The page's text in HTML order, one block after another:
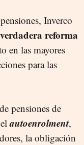
Inverco
reforma
en las mayores
para las
pensiones de
elautoenrolment,
la obligación